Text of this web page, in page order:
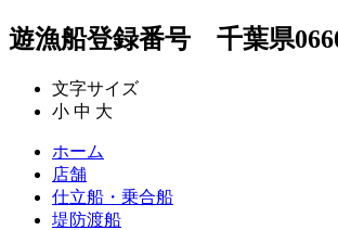
遊漁船登録番号 千葉県
文字サイズ
小 中 大
ホーム
店舗
仕立船・乗合船
堤防渡船